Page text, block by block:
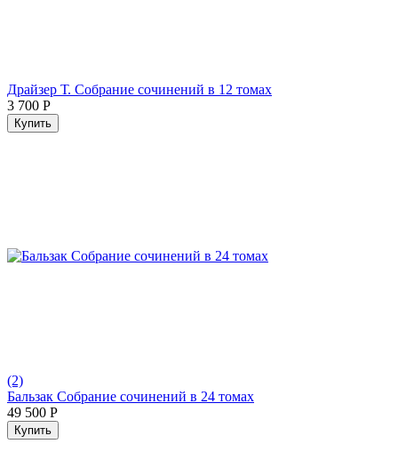
Драйзер Т. Собрание сочинений в 12 томах
3 700 Р
Купить
(2)
Бальзак Собрание сочинений в 24 томах
49 500 Р
Купить